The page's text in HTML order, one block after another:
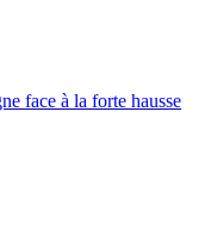
face à la forte hausse